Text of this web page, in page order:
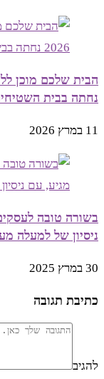
נחתה בבית
11 במרץ 2026
בשורה טובה
ניסיון של למעלה
30 במרץ 2025
כתיבת תגובה
להגיב